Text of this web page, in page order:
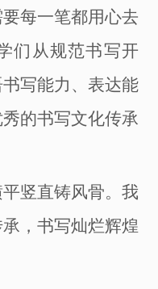
每一笔都用心去
们从规范书写开
写能力、表达能
的书写文化传承
竖直铸风骨。我
，书写灿烂辉煌